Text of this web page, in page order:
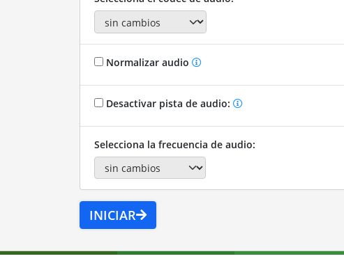
Normalizar audio
Desactivar pista de audio:
Selecciona la frecuencia de audio:
INICIAR